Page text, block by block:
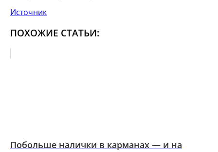
Источник
ПОХОЖИЕ СТАТЬИ:
Побольше налички в карманах — и на